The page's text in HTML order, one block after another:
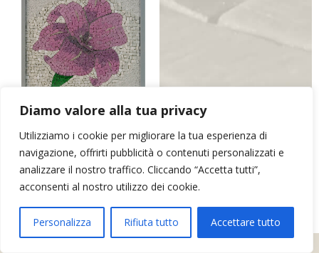
Diamo valore alla tua privacy
Utilizziamo i cookie per migliorare la tua esperienza di
navigazione, offrirti pubblicità o contenuti personalizzati e
analizzare il nostro traffico. Cliccando “Accetta tutti”,
acconsenti al nostro utilizzo dei cookie.
Personalizza Rifiuta tutto Accettare tutto
ARR&DOmosaico di Elena Bonazzoli- P.IVA 02634390302 - Via dei
Monti, 16 - 33034 - Fagagna (UD)
Contatti
Privacy